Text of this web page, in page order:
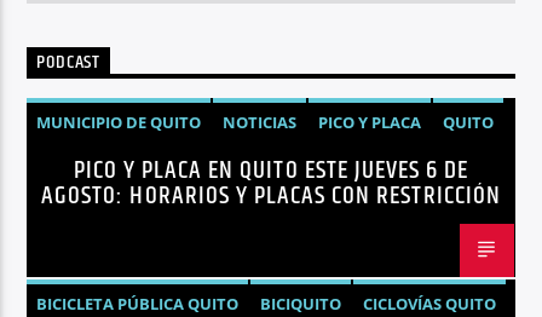
PODCAST
MUNICIPIO DE QUITO NOTICIAS PICO Y PLACA QUITO
PICO Y PLACA EN QUITO ESTE JUEVES 6 DE
AGOSTO: HORARIOS Y PLACAS CON RESTRICCIÓN
BICICLETA PÚBLICA QUITO BICIQUITO
CICLOVÍAS QUITO